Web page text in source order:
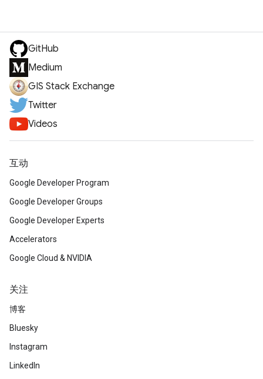
GitHub
Medium
GIS Stack Exchange
Twitter
Videos
互动
Google Developer Program
Google Developer Groups
Google Developer Experts
Accelerators
Google Cloud & NVIDIA
关注
博客
Bluesky
Instagram
LinkedIn